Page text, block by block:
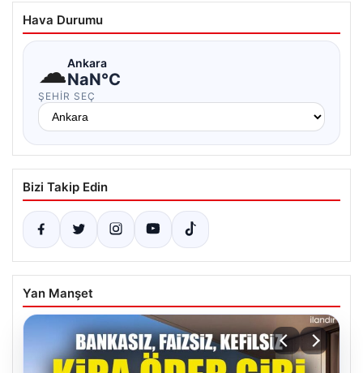
Hava Durumu
☁Ankara
NaN°C
ŞEHIR SEÇ
Bizi Takip Edin
Yan Manşet